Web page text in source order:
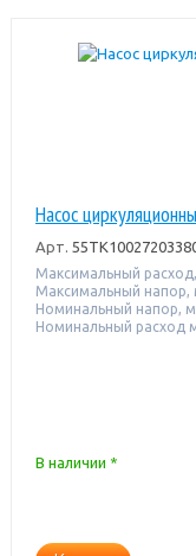
Насос
Арт.
Максимальный
Максимальный напор,
Номинальный напор,
Номинальный расход
В наличии *